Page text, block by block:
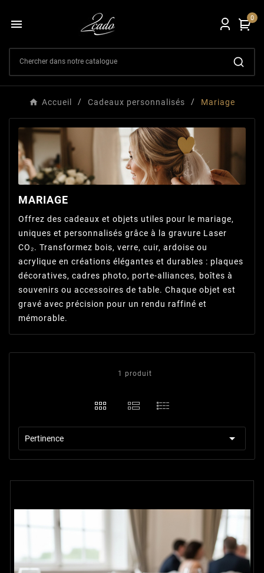
 0
Accueil Cadeaux personnalisés Mariage
MARIAGE
Offrez des cadeaux et objets utiles pour le mariage,
uniques et personnalisés grâce à la gravure Laser
CO₂. Transformez bois, verre, cuir, ardoise ou
acrylique en créations élégantes et durables : plaques
décoratives, cadres photo, porte-alliances, boîtes à
souvenirs ou accessoires de table. Chaque objet est
gravé avec précision pour un rendu raffiné et
mémorable.
1 produit
Pertinence 